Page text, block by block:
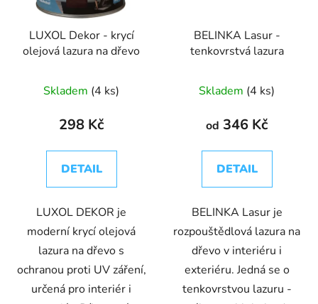
LUXOL Dekor - krycí
olejová lazura na dřevo
Skladem (4 ks)
298 Kč
DETAIL
LUXOL DEKOR je
moderní krycí olejová
lazura na dřevo s
ochranou proti UV záření,
určená pro interiér i
BELINKA Lasur -
tenkovrstvá lazura
Skladem (4 ks)
od 346 Kč
DETAIL
BELINKA Lasur je
rozpouštědlová lazura na
dřevo v interiéru i
exteriéru. Jedná se o
tenkovrstvou lazuru -